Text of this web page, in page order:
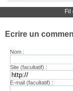
Fil
Ecrire un
Nom :
Site (facultatif) :
E-mail (facultatif) :